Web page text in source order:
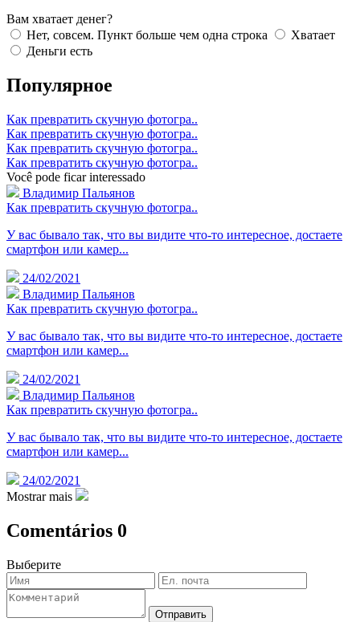
Вам хватает денег?
Нет, совсем. Пункт больше чем одна строка
Хватает
Деньги есть
Популярное
Как превратить скучную фотогра..
Как превратить скучную фотогра..
Как превратить скучную фотогра..
Как превратить скучную фотогра..
Você pode ficar interessado
Владимир Пальянов
Как превратить скучную фотогра..
У вас бывало так, что вы видите что-то интересное, достаете
смартфон или камер...
24/02/2021
Владимир Пальянов
Как превратить скучную фотогра..
У вас бывало так, что вы видите что-то интересное, достаете
смартфон или камер...
24/02/2021
Владимир Пальянов
Как превратить скучную фотогра..
У вас бывало так, что вы видите что-то интересное, достаете
смартфон или камер...
24/02/2021
Mostrar mais
Comentários 0
Выберите
Отправить